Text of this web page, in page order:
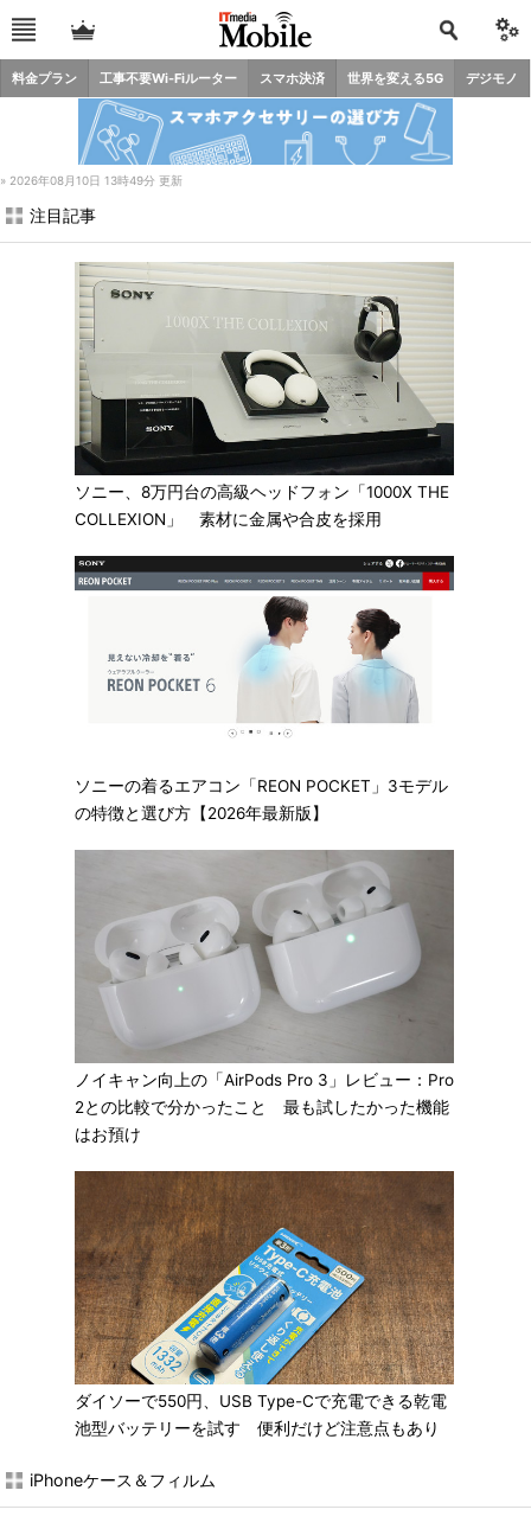
料金プラン 工事不要Wi-Fiルーター スマホ決済 世界を変える5G デジモノ
» 2026年08月10日 13時49分 更新
注目記事
ソニー、8万円台の高級ヘッドフォン「1000X THE
COLLEXION」 素材に金属や合皮を採用
ソニーの着るエアコン「REON POCKET」3モデル
の特徴と選び方【2026年最新版】
ノイキャン向上の「AirPods Pro 3」レビュー：Pro
2との比較で分かったこと 最も試したかった機能
はお預け
ダイソーで550円、USB Type-Cで充電できる乾電
池型バッテリーを試す 便利だけど注意点もあり
iPhoneケース＆フィルム